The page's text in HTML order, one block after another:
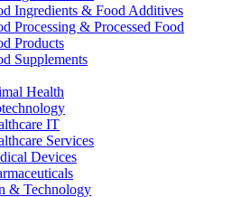
Ingredients & Food Additives
Processing & Processed Food
Products
Supplements
Health
IT
Services
Devices
& Technology